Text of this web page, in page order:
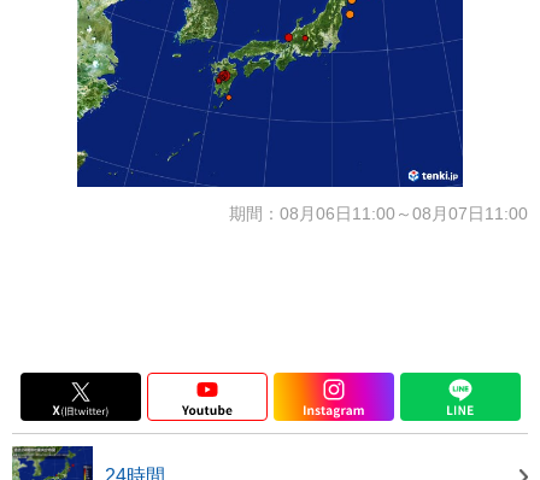
期間：08月06日11:00～08月07日11:00
24時間